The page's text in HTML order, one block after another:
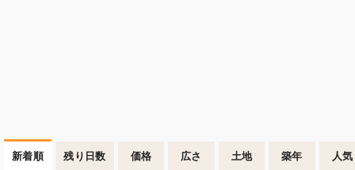
新着順 残り日数 価格 広さ 土地 築年 人気